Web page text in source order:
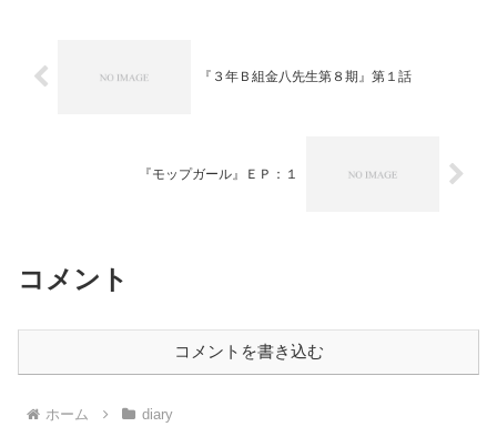
『３年Ｂ組金八先生第８期』第１話
『モップガール』ＥＰ：１
コメント
コメントを書き込む
ホーム diary